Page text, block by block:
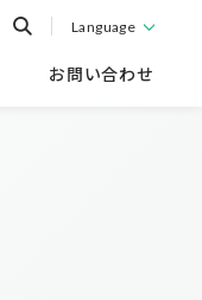
お問い合わせ
Language